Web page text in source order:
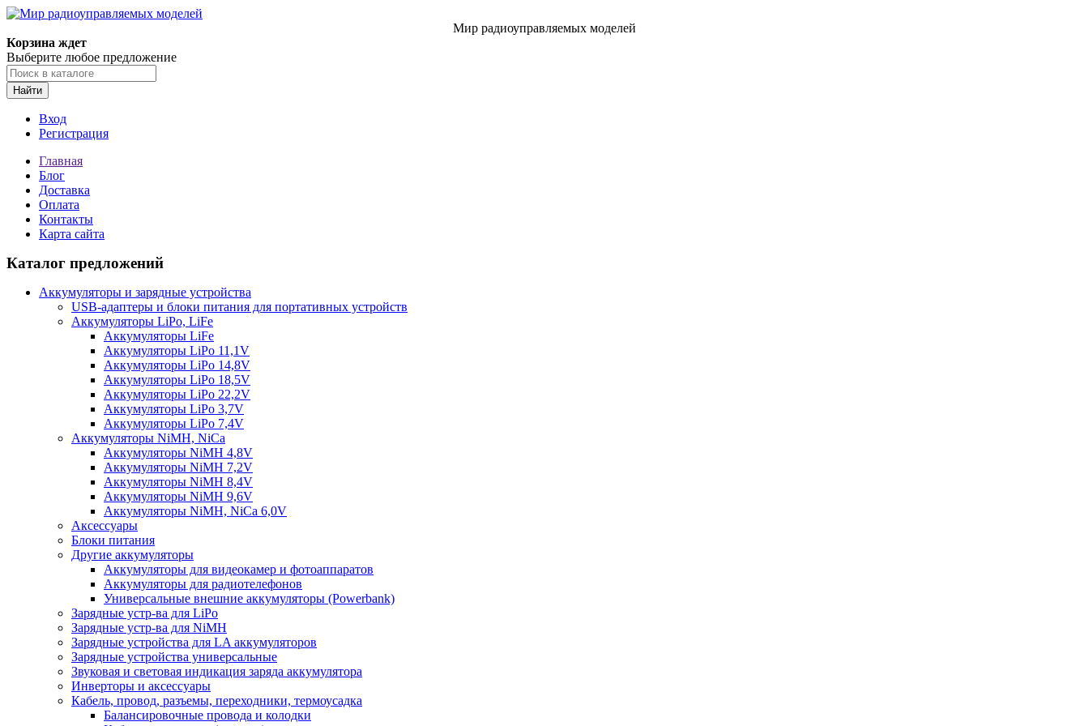
Мир радиоуправляемых моделей
Корзина ждет
Выберите любое предложение
Найти
Вход
Регистрация
Главная
Блог
Доставка
Оплата
Контакты
Карта сайта
Каталог предложений
Аккумуляторы и зарядные устройства
USB-адаптеры и блоки питания для портативных устройств
Аккумуляторы LiPo, LiFe
Аккумуляторы LiFe
Аккумуляторы LiPo 11,1V
Аккумуляторы LiPo 14,8V
Аккумуляторы LiPo 18,5V
Аккумуляторы LiPo 22,2V
Аккумуляторы LiPo 3,7V
Аккумуляторы LiPo 7,4V
Аккумуляторы NiMH, NiCa
Аккумуляторы NiMH 4,8V
Аккумуляторы NiMH 7,2V
Аккумуляторы NiMH 8,4V
Аккумуляторы NiMH 9,6V
Аккумуляторы NiMH, NiCa 6,0V
Аксессуары
Блоки питания
Другие аккумуляторы
Аккумуляторы для видеокамер и фотоаппаратов
Аккумуляторы для радиотелефонов
Универсальные внешние аккумуляторы (Powerbank)
Зарядные устр-ва для LiPo
Зарядные устр-ва для NiMH
Зарядные устройства для LA аккумуляторов
Зарядные устройства универсальные
Звуковая и световая индикация заряда аккумулятора
Инверторы и аксессуары
Кабель, провод, разъемы, переходники, термоусадка
Балансировочные провода и колодки